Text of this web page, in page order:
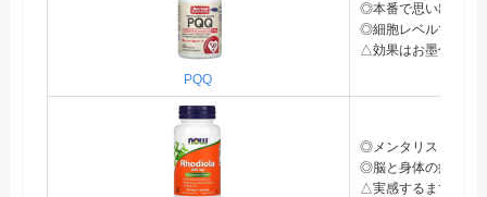
PQQ
◎本番で思い出せる
◎細胞レベルでの若
△効果はお墨付きだ
◎メンタリストDお
◎脳と身体の疲労感
△実感するまで時間